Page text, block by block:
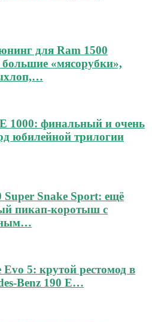
для Ram 1500
большие «мясорубки»,
1000: финальный и очень
юбилейной трилогии
Super Snake Sport: ещё
пикап-коротыш с
Evo 5: крутой рестомод в
Benz 190 E…